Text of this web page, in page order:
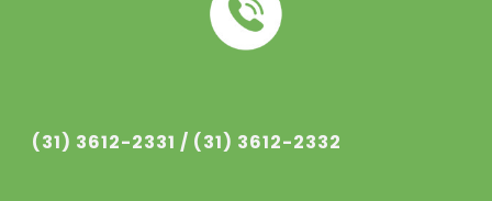
(31) 3612-2331 / (31) 3612-2332